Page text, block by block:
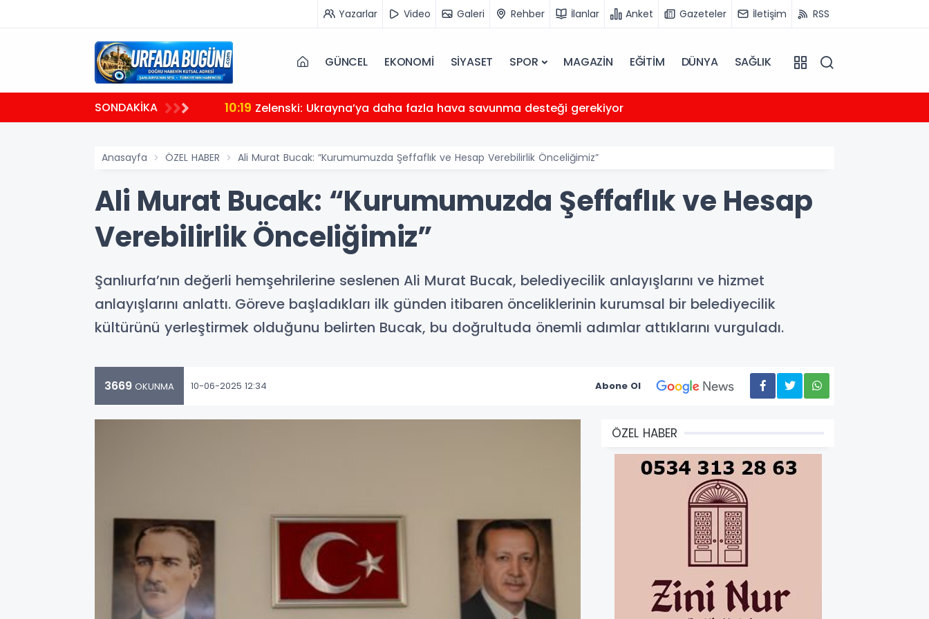
Yazarlar Video Galeri Rehber İlanlar Anket Gazeteler İletişim RSS
GÜNCEL EKONOMİ SİYASET SPOR MAGAZİN EĞİTİM DÜNYA SAĞLIK
SONDAKİKA 10:19 Zelenski: Ukrayna’ya daha fazla hava savunma desteği gerekiyor
Anasayfa ÖZEL HABER Ali Murat Bucak: “Kurumumuzda Şeffaflık ve Hesap Verebilirlik Önceliğimiz”
Ali Murat Bucak: “Kurumumuzda Şeffaflık ve Hesap
Verebilirlik Önceliğimiz”
Şanlıurfa’nın değerli hemşehrilerine seslenen Ali Murat Bucak, belediyecilik anlayışlarını ve hizmet
anlayışlarını anlattı. Göreve başladıkları ilk günden itibaren önceliklerinin kurumsal bir belediyecilik
kültürünü yerleştirmek olduğunu belirten Bucak, bu doğrultuda önemli adımlar attıklarını vurguladı.
3669 OKUNMA 10-06-2025 12:34 Abone Ol
ÖZEL HABER